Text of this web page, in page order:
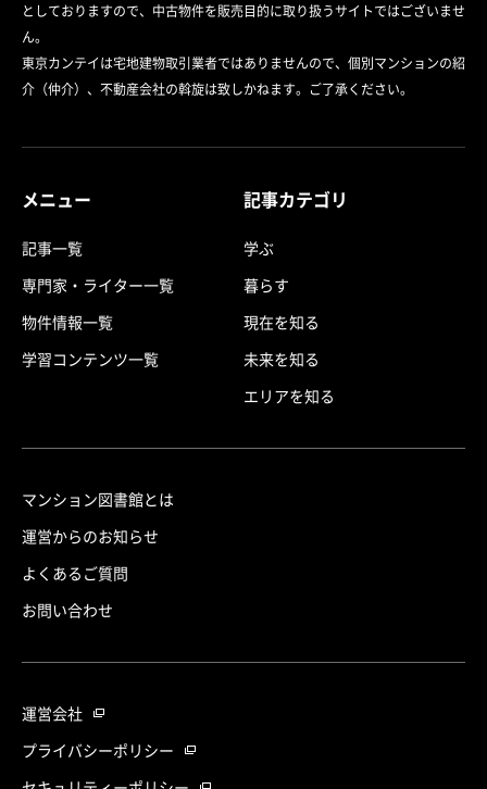
としておりますので、中古物件を販売目的に取り扱うサイトではございませ
ん。
東京カンテイは宅地建物取引業者ではありませんので、個別マンションの紹
介（仲介）、不動産会社の斡旋は致しかねます。ご了承ください。
メニュー
記事一覧
専門家・ライター一覧
物件情報一覧
学習コンテンツ一覧
記事カテゴリ
学ぶ
暮らす
現在を知る
未来を知る
エリアを知る
マンション図書館とは
運営からのお知らせ
よくあるご質問
お問い合わせ
運営会社
プライバシーポリシー